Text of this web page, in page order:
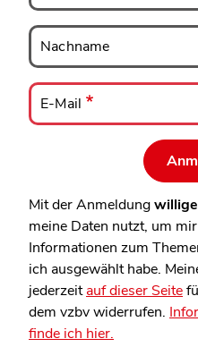
Nachname
Nachname
E-
Mail
E-Mail
Mit der Anmeldung
meine Daten nutzt, um
Informationen zum
ich ausgewählt habe.
jederzeitauf dieser Seite
dem vzbv widerrufen.
finde ich hier.